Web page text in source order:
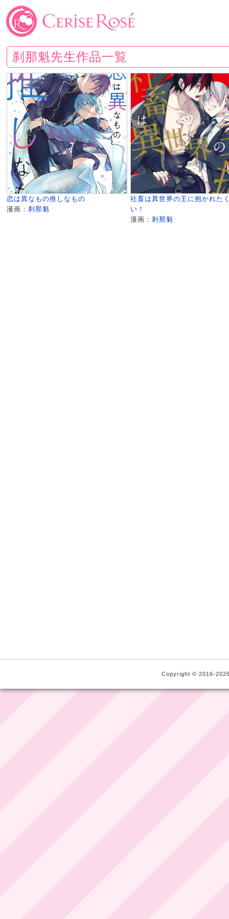
刹那魁先生作品一覧
恋は異なもの推しなもの
漫画： 刹那魁
社畜は異世界の王に抱かれた
い！
漫画： 刹那魁
Copyright © 2016-